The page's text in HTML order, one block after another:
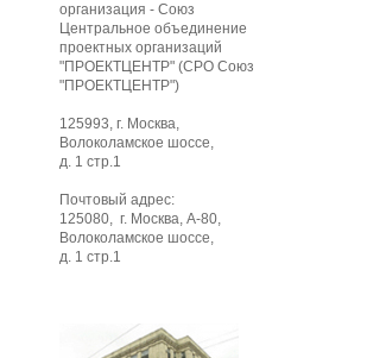
организация - Союз
Центральное объединение
проектных организаций
"ПРОЕКТЦЕНТР" (СРО Союз
"ПРОЕКТЦЕНТР")
125993, г. Москва,
Волоколамское шоссе,
д. 1 стр.1
Почтовый адрес:
125080, г. Москва, А-80,
Волоколамское шоссе,
д. 1 стр.1